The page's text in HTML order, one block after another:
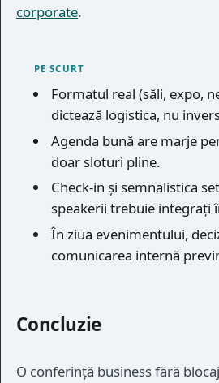
corporate.
PE SCURT
Formatul real (săli, expo,
dictează logistica, nu
Agenda bună are marje
doar sloturi pline.
Check-in și semnalistica
speakerii trebuie integrați
În ziua evenimentului,
comunicarea internă
Concluzie
O conferință business fără